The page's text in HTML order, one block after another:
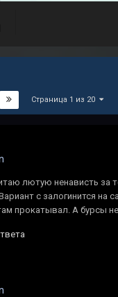
Страница 1 из 20
лютую ненависть за
с залогинится на
прокатывал. А бурсы